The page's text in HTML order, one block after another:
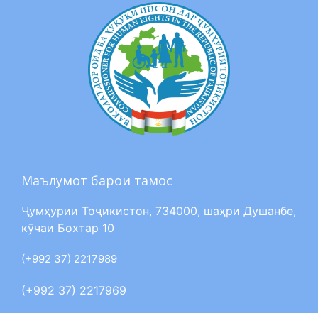
Маълумот барои тамос
Ҷумҳурии Тоҷикистон, 734000, шаҳри Душанбе,
кӯчаи Бохтар 10
(+992 37) 2217989
(+992 37) 2217969